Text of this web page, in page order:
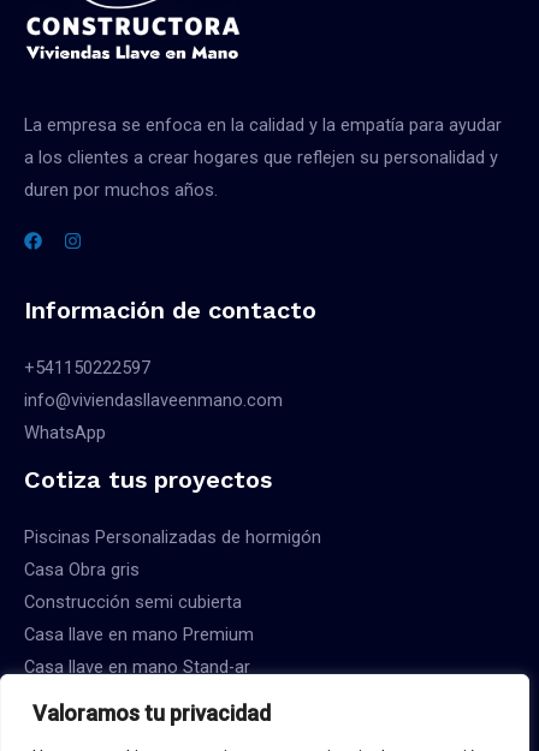
Valoramos tu privacidad
La empresa se enfoca en la calidad y la empatía para ayudar
a los clientes a crear hogares que reflejen su personalidad y
duren por muchos años.
Información de contacto
+541150222597
info@viviendasllaveenmano.com
WhatsApp
Cotiza tus proyectos
Piscinas Personalizadas de hormigón
Casa Obra gris
Construcción semi cubierta
Casa llave en mano Premium
Casa llave en mano Stand-ar